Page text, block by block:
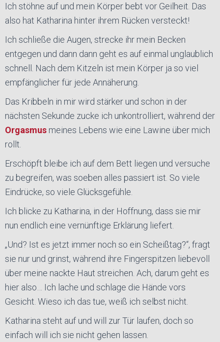
Ich stöhne auf und mein Körper bebt vor Geilheit. Das
also hat Katharina hinter ihrem Rücken versteckt!
Ich schließe die Augen, strecke ihr mein Becken
entgegen und dann dann geht es auf einmal unglaublich
schnell. Nach dem Kitzeln ist mein Körper ja so viel
empfänglicher für jede Annäherung.
Das Kribbeln in mir wird stärker und schon in der
nächsten Sekunde zucke ich unkontrolliert, während der
Orgasmus meines Lebens wie eine Lawine über mich
rollt.
Erschöpft bleibe ich auf dem Bett liegen und versuche
zu begreifen, was soeben alles passiert ist. So viele
Eindrücke, so viele Glücksgefühle.
Ich blicke zu Katharina, in der Hoffnung, dass sie mir
nun endlich eine vernünftige Erklärung liefert.
„Und? Ist es jetzt immer noch so ein Scheißtag?“, fragt
sie nur und grinst, während ihre Fingerspitzen liebevoll
über meine nackte Haut streichen. Ach, darum geht es
hier also… Ich lache und schlage die Hände vors
Gesicht. Wieso ich das tue, weiß ich selbst nicht.
Katharina steht auf und will zur Tür laufen, doch so
einfach will ich sie nicht gehen lassen.